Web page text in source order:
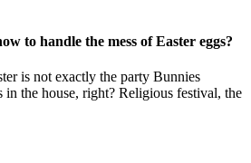
to handle the mess of Easter eggs?
is not exactly the party Bunnies
in the house, right? Religious festival, the